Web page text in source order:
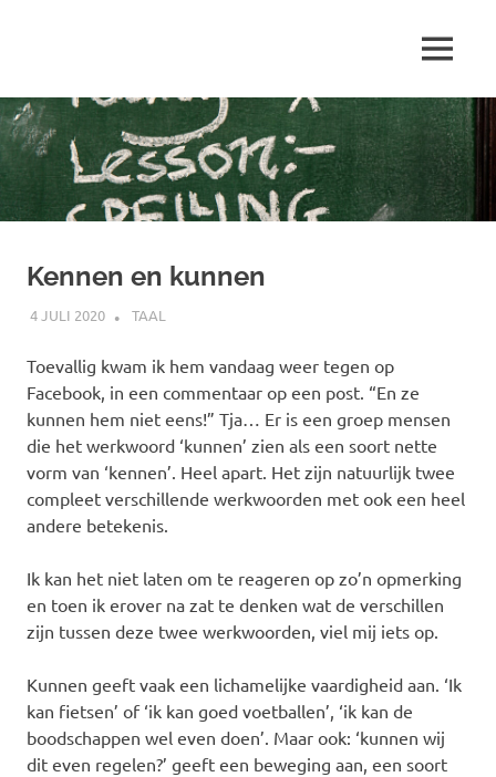
inhoud
schrijft
over
…
MENU
Kennen en kunnen
4 JULI 2020 MARJOLEIN
TAAL
Toevallig kwam ik hem vandaag weer tegen op
Facebook, in een commentaar op een post. “En ze
kunnen hem niet eens!” Tja… Er is een groep mensen
die het werkwoord ‘kunnen’ zien als een soort nette
vorm van ‘kennen’. Heel apart. Het zijn natuurlijk twee
compleet verschillende werkwoorden met ook een heel
andere betekenis.
Ik kan het niet laten om te reageren op zo’n opmerking
en toen ik erover na zat te denken wat de verschillen
zijn tussen deze twee werkwoorden, viel mij iets op.
Kunnen geeft vaak een lichamelijke vaardigheid aan. ‘Ik
kan fietsen’ of ‘ik kan goed voetballen’, ‘ik kan de
boodschappen wel even doen’. Maar ook: ‘kunnen wij
dit even regelen?’ geeft een beweging aan, een soort